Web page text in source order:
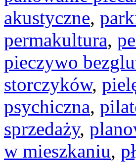
akustyczne,
permakultura,
pieczywo
storczyków,
psychiczna,
sprzedaży,
w mieszkaniu,